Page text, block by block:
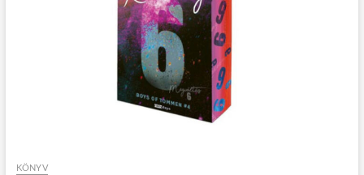
KÖNYV